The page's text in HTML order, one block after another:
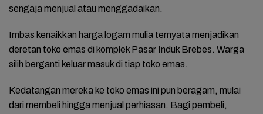
sengaja menjual atau menggadaikan.
Imbas kenaikkan harga logam mulia ternyata menjadikan
deretan toko emas di komplek Pasar Induk Brebes. Warga
silih berganti keluar masuk di tiap toko emas.
Kedatangan mereka ke toko emas ini pun beragam, mulai
dari membeli hingga menjual perhiasan. Bagi pembeli,